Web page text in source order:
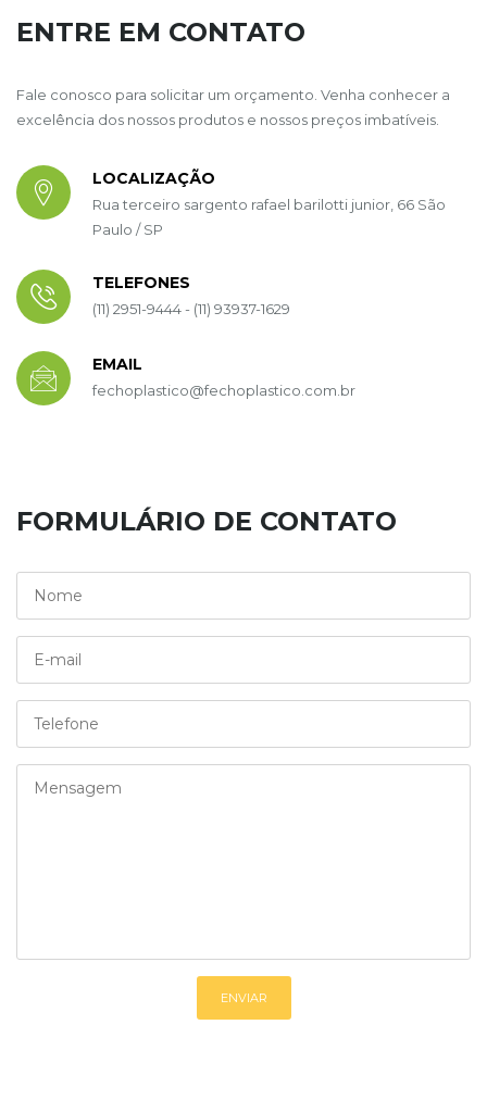
ENTRE EM CONTATO
Fale conosco para solicitar um orçamento. Venha conhecer a
excelência dos nossos produtos e nossos preços imbatíveis.
LOCALIZAÇÃO
Rua terceiro sargento rafael barilotti junior, 66 São
Paulo / SP
TELEFONES
(11) 2951-9444 - (11) 93937-1629
EMAIL
fechoplastico@fechoplastico.com.br
FORMULÁRIO DE CONTATO